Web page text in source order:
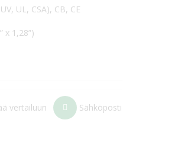
UL, CSA), CB, CE
x 1,28”)
vertailuun Sähköposti